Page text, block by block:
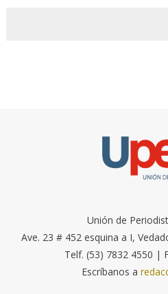
Unión de
Ave. 23 # 452 esquina a I,
Telf. (53) 7832 4550 |
Escríbanos a